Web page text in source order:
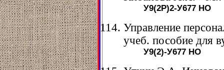
У9(2Р)2-У677 НО
Управление
учеб. пособие для
У9(2)-У677 НО